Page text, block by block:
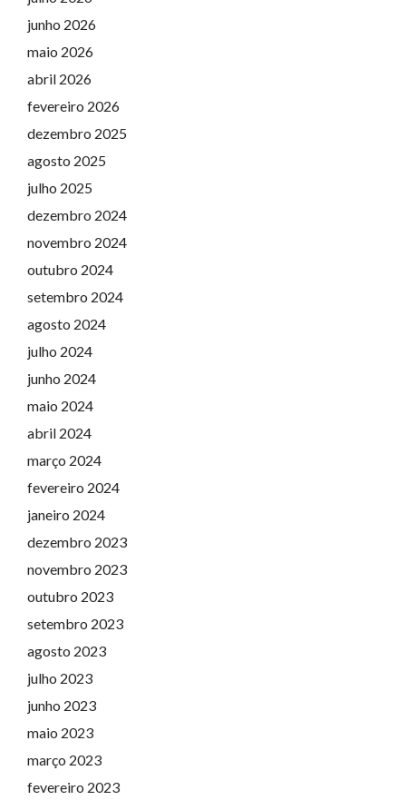
junho 2026
maio 2026
abril 2026
fevereiro 2026
dezembro 2025
agosto 2025
julho 2025
dezembro 2024
novembro 2024
outubro 2024
setembro 2024
agosto 2024
julho 2024
junho 2024
maio 2024
abril 2024
março 2024
fevereiro 2024
janeiro 2024
dezembro 2023
novembro 2023
outubro 2023
setembro 2023
agosto 2023
julho 2023
junho 2023
maio 2023
março 2023
fevereiro 2023